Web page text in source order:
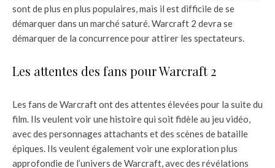
sont de plus en plus populaires, mais il est difficile de se
démarquer dans un marché saturé. Warcraft 2 devra se
démarquer de la concurrence pour attirer les spectateurs.
Les attentes des fans pour Warcraft 2
Les fans de Warcraft ont des attentes élevées pour la suite du
film. Ils veulent voir une histoire qui soit fidèle au jeu vidéo,
avec des personnages attachants et des scènes de bataille
épiques. Ils veulent également voir une exploration plus
approfondie de l’univers de Warcraft, avec des révélations